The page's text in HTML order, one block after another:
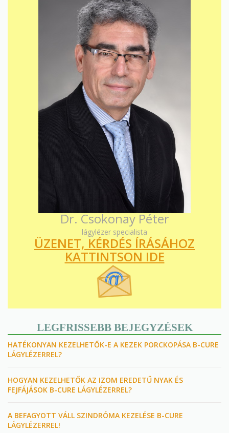
Dr. Csokonay Péter
lágylézer specialista
ÜZENET, KÉRDÉS ÍRÁSÁHOZ
KATTINTSON IDE
LEGFRISSEBB BEJEGYZÉSEK
HATÉKONYAN KEZELHETŐK-E A KEZEK PORCKOPÁSA B-CURE
LÁGYLÉZERREL?
HOGYAN KEZELHETŐK AZ IZOM EREDETŰ NYAK ÉS
FEJFÁJÁSOK B-CURE LÁGYLÉZERREL?
A BEFAGYOTT VÁLL SZINDRÓMA KEZELÉSE B-CURE
LÁGYLÉZERREL!